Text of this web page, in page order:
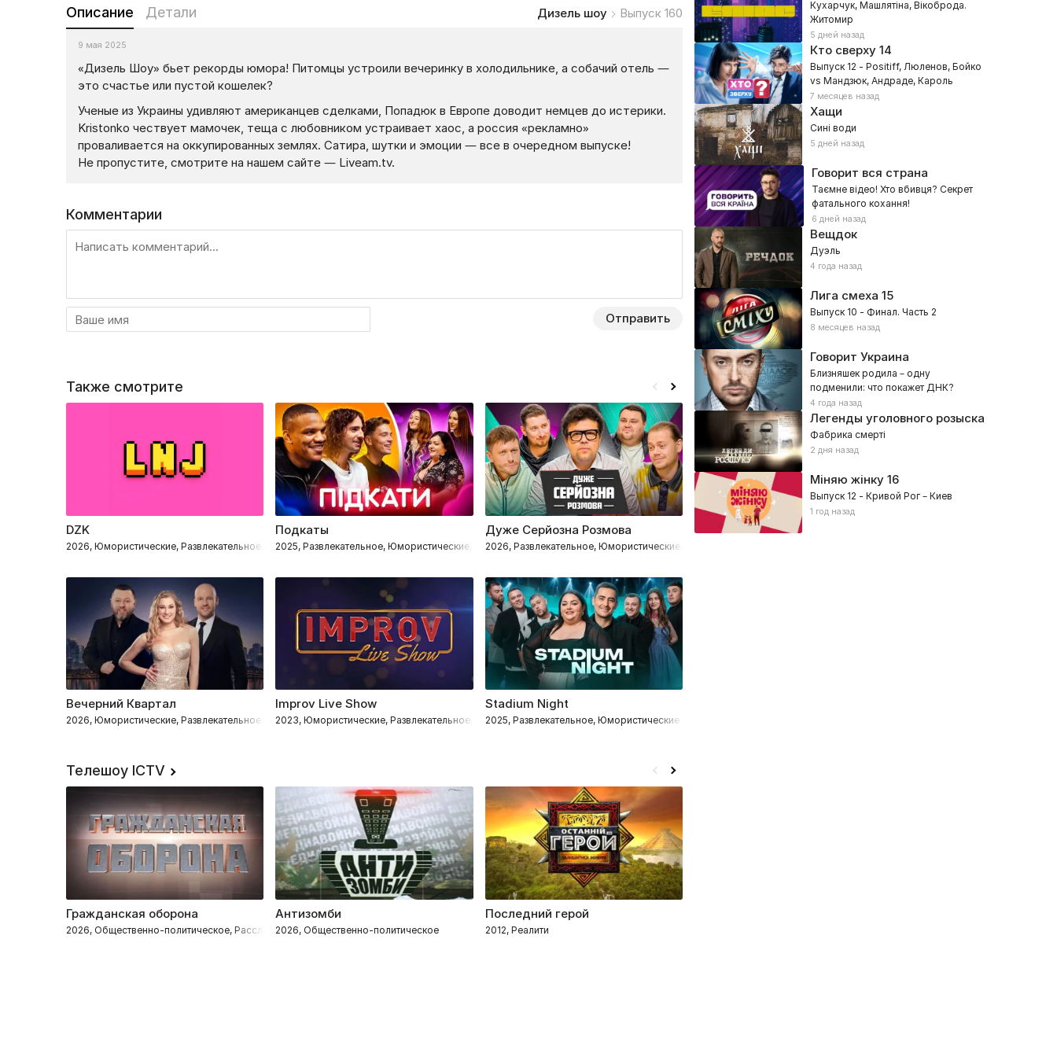
Описание Детали Дизель шоу Выпуск 160
9 мая 2025
«Дизель Шоу» бьет рекорды юмора! Питомцы устроили вечеринку в холодильнике, а собачий отель —
это счастье или пустой кошелек?
Ученые из Украины удивляют американцев сделками, Попадюк в Европе доводит немцев до истерики.
Kristonko чествует мамочек, теща с любовником устраивает хаос, а россия «рекламно»
проваливается на оккупированных землях. Сатира, шутки и эмоции — все в очередном выпуске!
Не пропустите, смотрите на нашем сайте — Liveam.tv.
Комментарии
Отправить
Кухарчук, Машлятіна, Вікоброда.
Житомир
5 дней назад
Кто сверху14
Выпуск 12 - Positiff, Люленов, Бойко
vs Мандзюк, Андраде, Кароль
7 месяцев назад
Хащи
Сині води
5 дней назад
Говорит вся страна
Таємне відео! Хто вбивця? Секрет
фатального кохання!
6 дней назад
Вещдок
Дуэль
4 года назад
Лига смеха 15
Выпуск 10 - Финал. Часть 2
8 месяцев назад
Говорит Украина
Близняшек родила – одну
подменили: что покажет ДНК?
4 года назад
Легенды уголовного розыска
Фабрика смерті
2 дня назад
Міняю жінку16
Выпуск 12 - Кривой Рог – Киев
1 год назад
Также смотрите
DZK
2026, Юмористические, Развлекательное, Импровизация
Подкаты
2025, Развлекательное, Юмористические, Романтические
Дуже Серйозна Розмова
2026, Развлекательное, Юмористические, Импровизация
Вечерний Квартал
2026, Юмористические, Развлекательное
Improv Live Show
2023, Юмористические, Развлекательное, Импровизация
Stadium Night
2025, Развлекательное, Юмористические
Баттлы
Телешоу ICTV
Гражданская оборона
2026, Общественно-политическое, Расследования
Антизомби
2026, Общественно-политическое
Последний герой
2012, Реалити